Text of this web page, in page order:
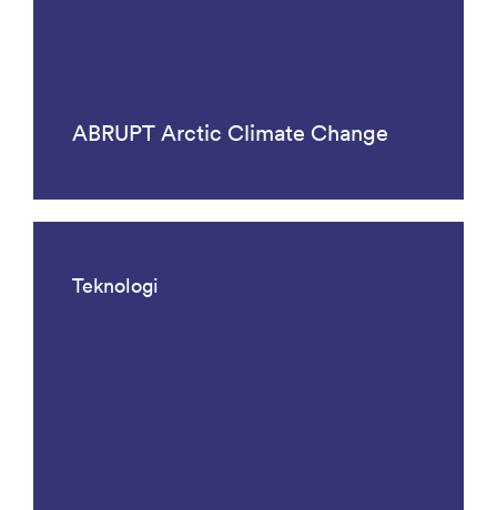
ABRUPT Arctic Climate Change
Teknologi